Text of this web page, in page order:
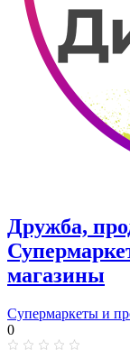
Дружба,
магазины
Супермаркеты и
0